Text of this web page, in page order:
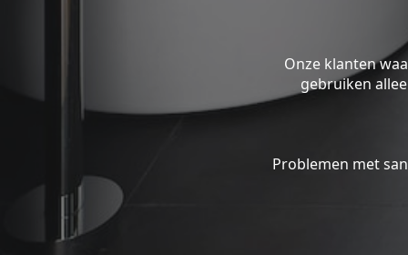
Onze klanten
gebruiken
Problemen met